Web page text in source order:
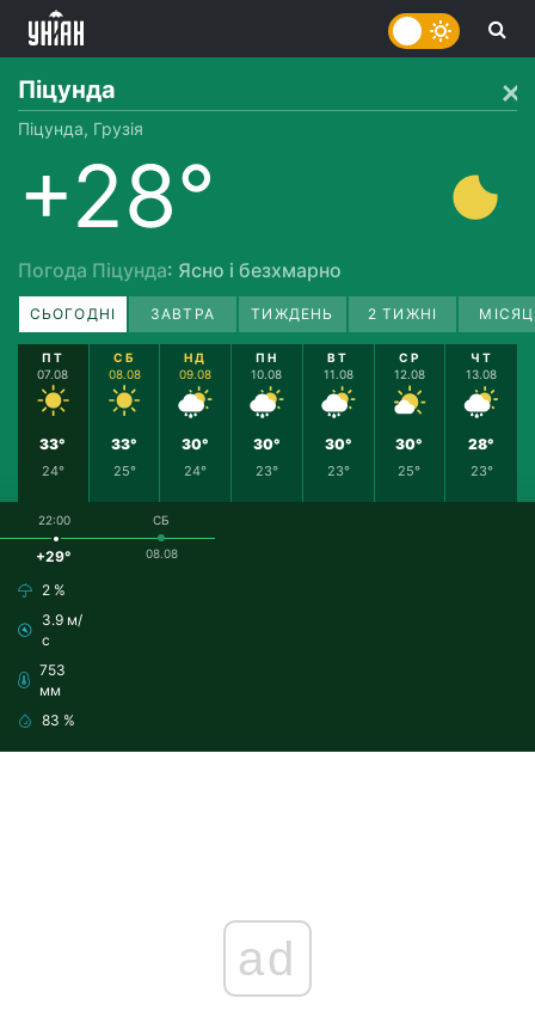
Піцунда
Піцунда, Грузія
+28°
Погода Піцунда: Ясно і безхмарно
СЬОГОДНІ ЗАВТРА ТИЖДЕНЬ 2 ТИЖНІ
ПТ
07.08
33°
24°
СБ
08.08
33°
25°
НД
09.08
30°
24°
ПН
10.08
30°
23°
ВТ
11.08
30°
23°
СР
12.08
30°
25°
ЧТ
13.08
28°
23°
22:00
+29°
2 %
3.9 м/
с
753
мм
83 %
СБ
08.08
ad